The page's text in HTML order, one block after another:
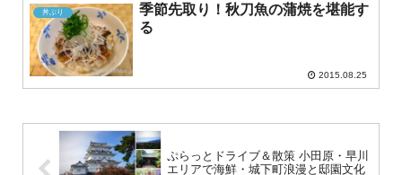
丼ぶり
季節先取り！秋刀魚の蒲焼を堪能す
る
2015.08.25
ぷらっとドライブ＆散策 小田原・早川
エリアで海鮮・城下町浪漫と邸園文化